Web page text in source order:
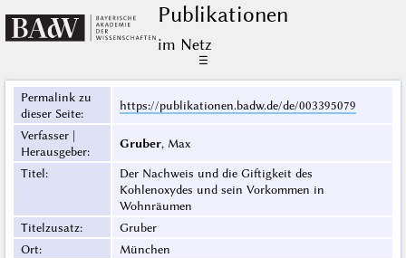
Publikationen
im Netz
☰
Permalink zu
dieser Seite:
https://publikationen.badw.de/de/003395079
Verfasser |
Herausgeber:
Gruber, Max
Titel:
Der Nachweis und die Giftigkeit des
Kohlenoxydes und sein Vorkommen in
Wohnräumen
Titelzusatz:
Gruber
Ort:
München